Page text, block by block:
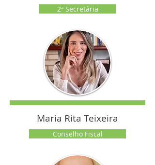
2ª Secretária
Maria Rita Teixeira
Conselho Fiscal